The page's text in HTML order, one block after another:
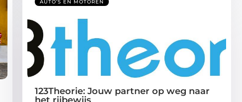
AUTO’S EN MOTOREN
123Theorie: Jouw partner op weg naar